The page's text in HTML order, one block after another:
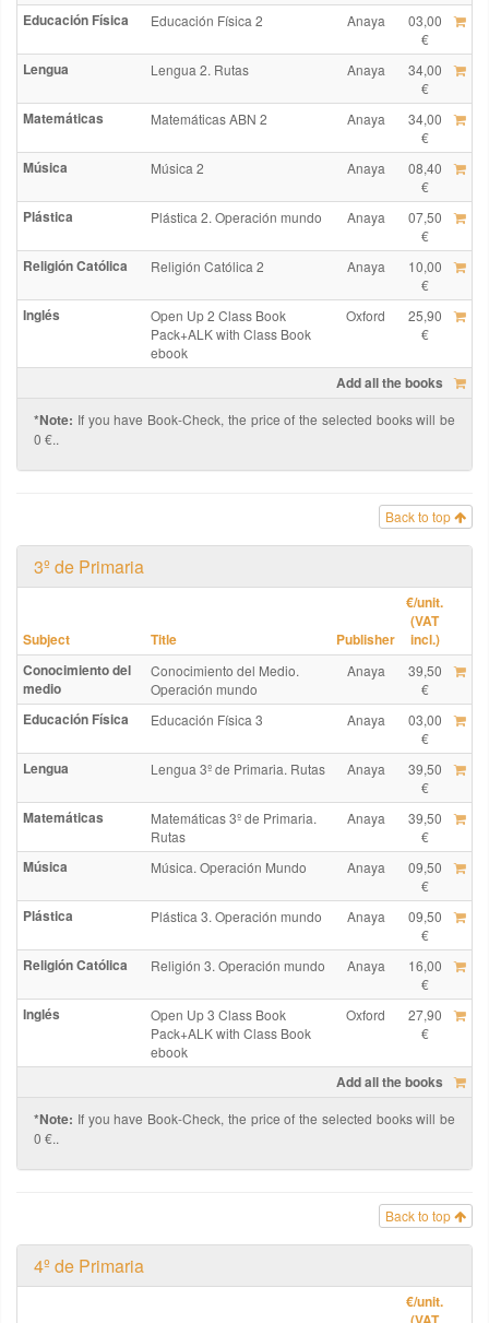
Educación Física Educación Física 2 Anaya
03,00
€
Lengua Lengua 2. Rutas Anaya
34,00
€
Matemáticas Matemáticas ABN 2 Anaya
34,00
€
Música Música 2 Anaya
08,40
€
Plástica Plástica 2. Operación mundo Anaya
07,50
€
Religión Católica Religión Católica 2 Anaya
10,00
€
Inglés
Open Up 2 Class Book
Pack+ALK with Class Book
ebook
Oxford
25,90
€
Add all the books
*Note: If you have Book-Check, the price of the selected books will be
0 €..
Back to top
3º de Primaria
Subject Title Publisher
€/unit.
(VAT
incl.)
Conocimiento del
medio
Conocimiento del Medio.
Operación mundo
Anaya
39,50
€
Educación Física Educación Física 3 Anaya
03,00
€
Lengua Lengua 3º de Primaria. Rutas Anaya
39,50
€
Matemáticas
Matemáticas 3º de Primaria.
Rutas
Anaya
39,50
€
Música Música. Operación Mundo Anaya
09,50
€
Plástica Plástica 3. Operación mundo Anaya
09,50
€
Religión Católica Religión 3. Operación mundo Anaya
16,00
€
Inglés
Open Up 3 Class Book
Pack+ALK with Class Book
ebook
Oxford
27,90
€
Add all the books
*Note: If you have Book-Check, the price of the selected books will be
0 €..
Back to top
4º de Primaria
€/unit.